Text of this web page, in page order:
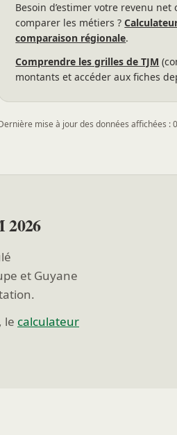
Besoin d’estimer votre revenu net
comparer les métiers ?
comparaison régionale.
Comprendre les grilles de TJM
montants et accéder aux fiches
mise à jour des données affichées :
2026
et Guyane
, le calculateur